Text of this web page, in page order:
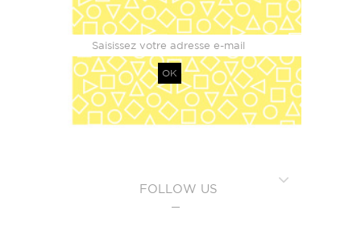
OK
FOLLOW US